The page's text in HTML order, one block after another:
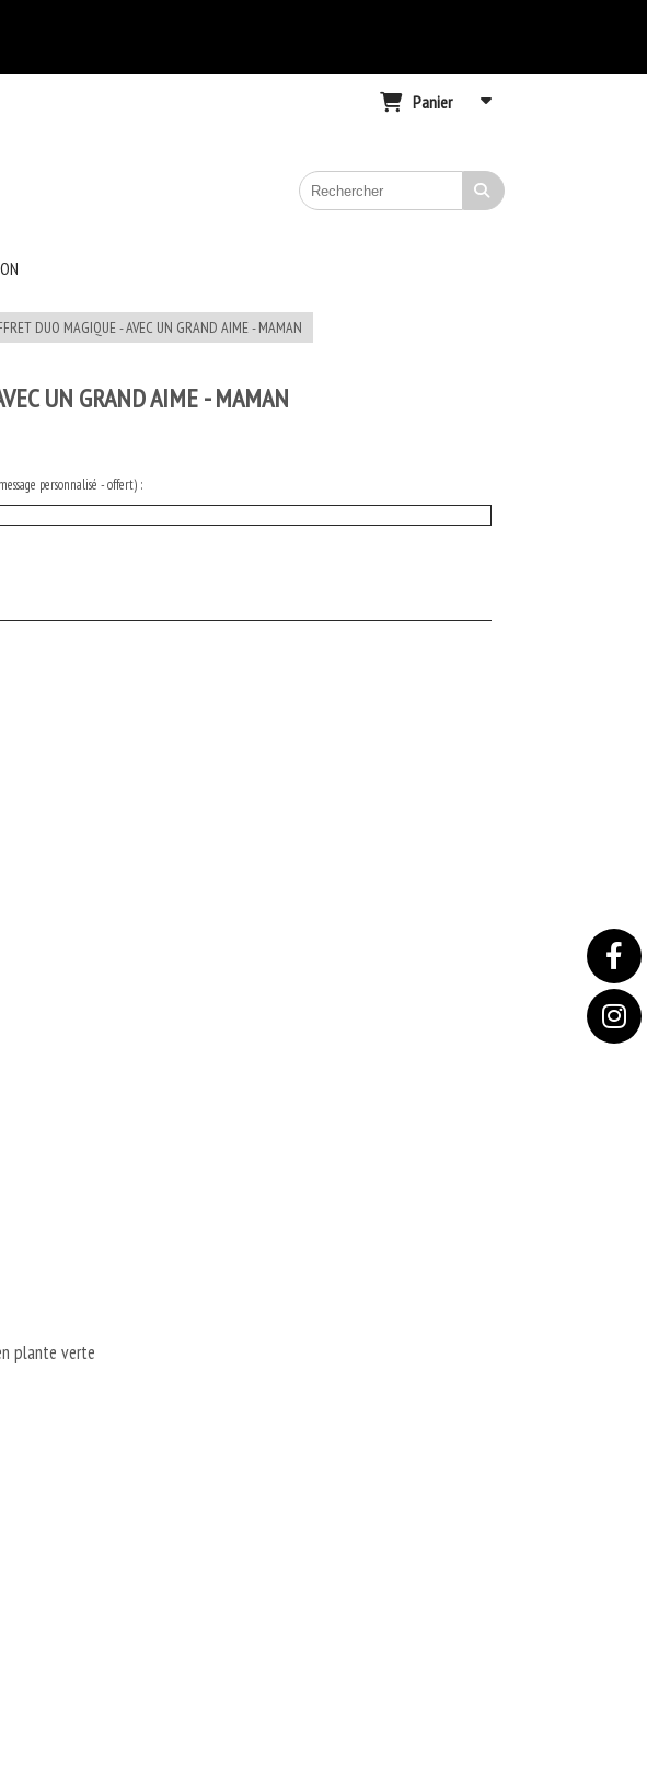
Panier
DUO MAGIQUE - AVEC UN GRAND AIME - MAMAN
UN GRAND AIME - MAMAN
personnalisé - offert) :
plante verte